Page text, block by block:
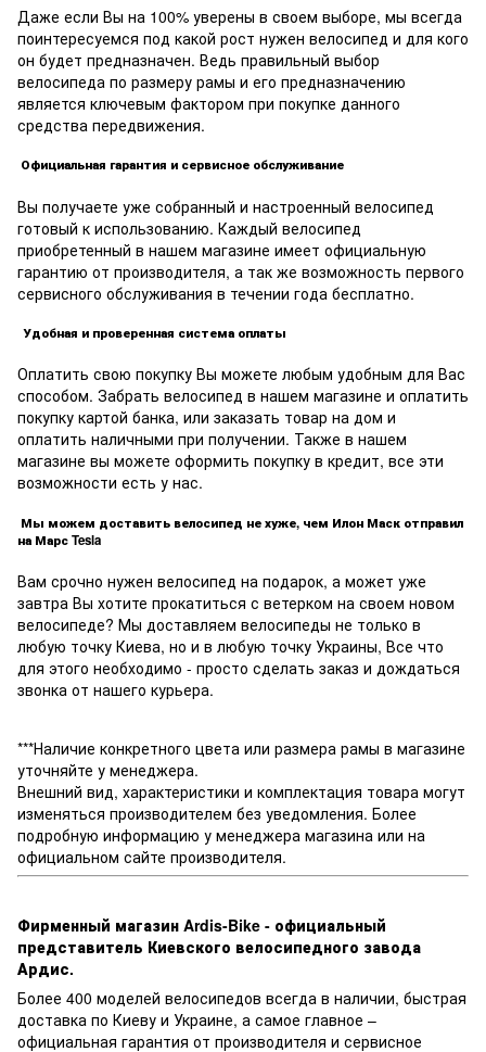
Даже если Вы на 100% уверены в своем выборе, мы всегда
поинтересуемся под какой рост нужен велосипед и для кого
он будет предназначен. Ведь правильный выбор
велосипеда по размеру рамы и его предназначению
является ключевым фактором при покупке данного
средства передвижения.
Официальная гарантия и сервисное обслуживание
Вы получаете уже собранный и настроенный велосипед
готовый к использованию. Каждый велосипед
приобретенный в нашем магазине имеет официальную
гарантию от производителя, а так же возможность первого
сервисного обслуживания в течении года бесплатно.
Удобная и проверенная система оплаты
Оплатить свою покупку Вы можете любым удобным для Вас
способом. Забрать велосипед в нашем магазине и оплатить
покупку картой банка, или заказать товар на дом и
оплатить наличными при получении. Также в нашем
магазине вы можете оформить покупку в кредит, все эти
возможности есть у нас.
Мы можем доставить велосипед не хуже, чем Илон Маск отправил
на Марс Tesla
Вам срочно нужен велосипед на подарок, а может уже
завтра Вы хотите прокатиться с ветерком на своем новом
велосипеде? Мы доставляем велосипеды не только в
любую точку Киева, но и в любую точку Украины, Все что
для этого необходимо - просто сделать заказ и дождаться
звонка от нашего курьера.
***Наличие конкретного цвета или размера рамы в магазине
уточняйте у менеджера.
Внешний вид, характеристики и комплектация товара могут
изменяться производителем без уведомления. Более
подробную информацию у менеджера магазина или на
официальном сайте производителя.
Фирменный магазин Ardis-Bike - официальный
представитель Киевского велосипедного завода
Ардис.
Более 400 моделей велосипедов всегда в наличии, быстрая
доставка по Киеву и Украине, а самое главное –
официальная гарантия от производителя и сервисное